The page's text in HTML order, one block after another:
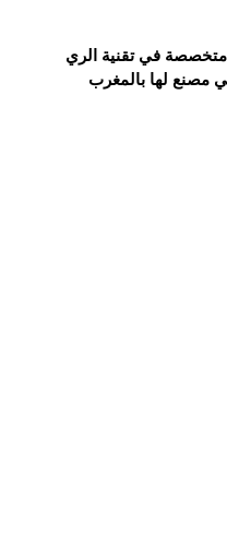
متخصصة في تقنية الري
مصنع لها بالمغرب